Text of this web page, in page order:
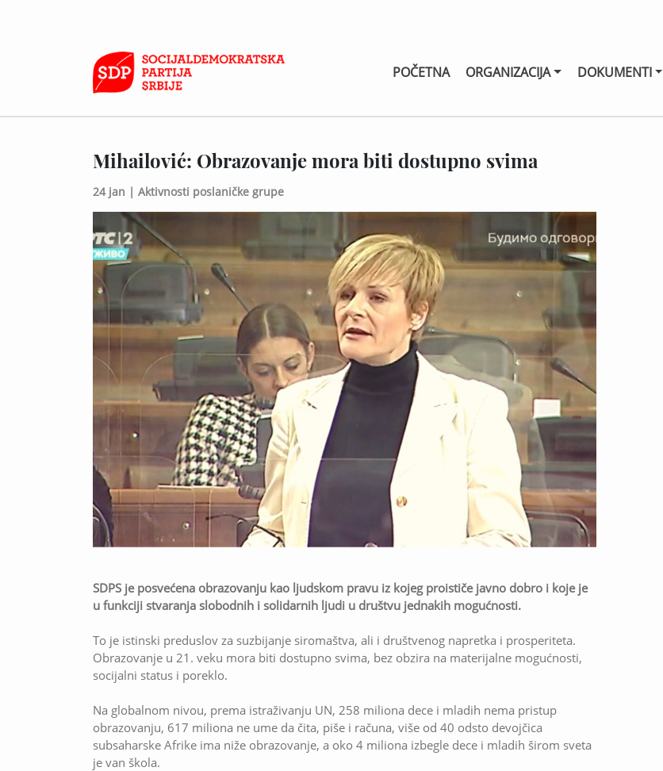
POČETNA ORGANIZACIJA DOKUMENTI
Mihailović: Obrazovanje mora biti dostupno svima
24 jan | Aktivnosti poslaničke grupe
SDPS je posvećena obrazovanju kao ljudskom pravu iz kojeg proističe javno dobro i koje je
u funkciji stvaranja slobodnih i solidarnih ljudi u društvu jednakih mogućnosti.
To je istinski preduslov za suzbijanje siromaštva, ali i društvenog napretka i prosperiteta.
Obrazovanje u 21. veku mora biti dostupno svima, bez obzira na materijalne mogućnosti,
socijalni status i poreklo.
Na globalnom nivou, prema istraživanju UN, 258 miliona dece i mladih nema pristup
obrazovanju, 617 miliona ne ume da čita, piše i računa, više od 40 odsto devojčica
subsaharske Afrike ima niže obrazovanje, a oko 4 miliona izbegle dece i mladih širom sveta
je van škola.